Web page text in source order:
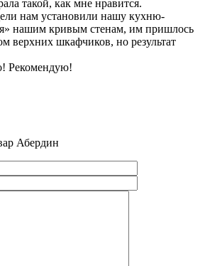
такой, как мне нравится.
нам установили нашу кухню-
нашим кривым стенам, им пришлось
верхних шкафчиков, но результат
Рекомендую!
Абердин